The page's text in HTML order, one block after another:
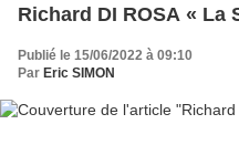
Richard DI ROSA « La
Publié le 15/06/2022 à 09:10
Par Eric SIMON